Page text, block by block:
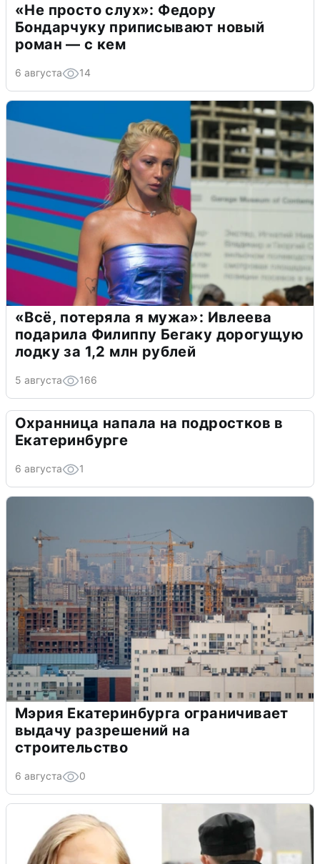
«Не просто слух»: Федору
Бондарчуку приписывают новый
роман — с кем
6 августа 14
«Всё, потеряла я мужа»: Ивлеева
подарила Филиппу Бегаку дорогущую
лодку за 1,2 млн рублей
5 августа 166
Охранница напала на подростков в
Екатеринбурге
6 августа 1
Мэрия Екатеринбурга ограничивает
выдачу разрешений на
строительство
6 августа 0